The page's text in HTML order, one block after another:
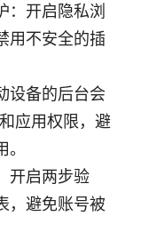
：开启隐私浏
用不安全的插
设备的后台会
应用权限，避
开启两步验
，避免账号被